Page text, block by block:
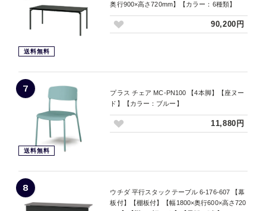
送料無料
奥行900×高さ720mm】【カラー：6種類】
90,200円
7
送料無料
プラス チェア MC-PN100 【4本脚】【座ヌー
ド】【カラー：ブルー】
11,880円
8
ウチダ 平行スタックテーブル 6-176-607 【幕
板付】【棚板付】【幅1800×奥行600×高さ720